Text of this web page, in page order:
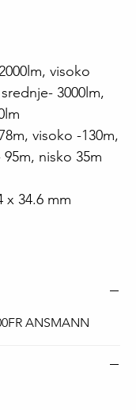
visoko
3000lm,
visoko -130m,
nisko 35m
x 34.6 mm
ANSMANN